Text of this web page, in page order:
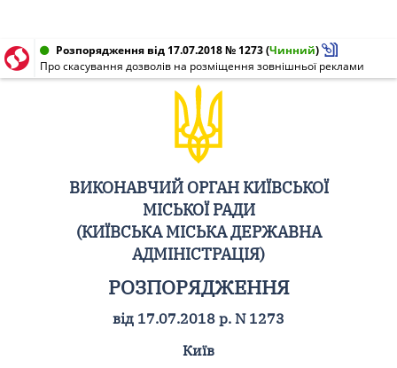
Розпорядження від 17.07.2018 № 1273(Чинний)
Про скасування дозволів на розміщення зовнішньої реклами
ВИКОНАВЧИЙ ОРГАН КИЇВСЬКОЇ
МІСЬКОЇ РАДИ
(КИЇВСЬКА МІСЬКА ДЕРЖАВНА
АДМІНІСТРАЦІЯ)
РОЗПОРЯДЖЕННЯ
від 17.07.2018 р. N 1273
Київ